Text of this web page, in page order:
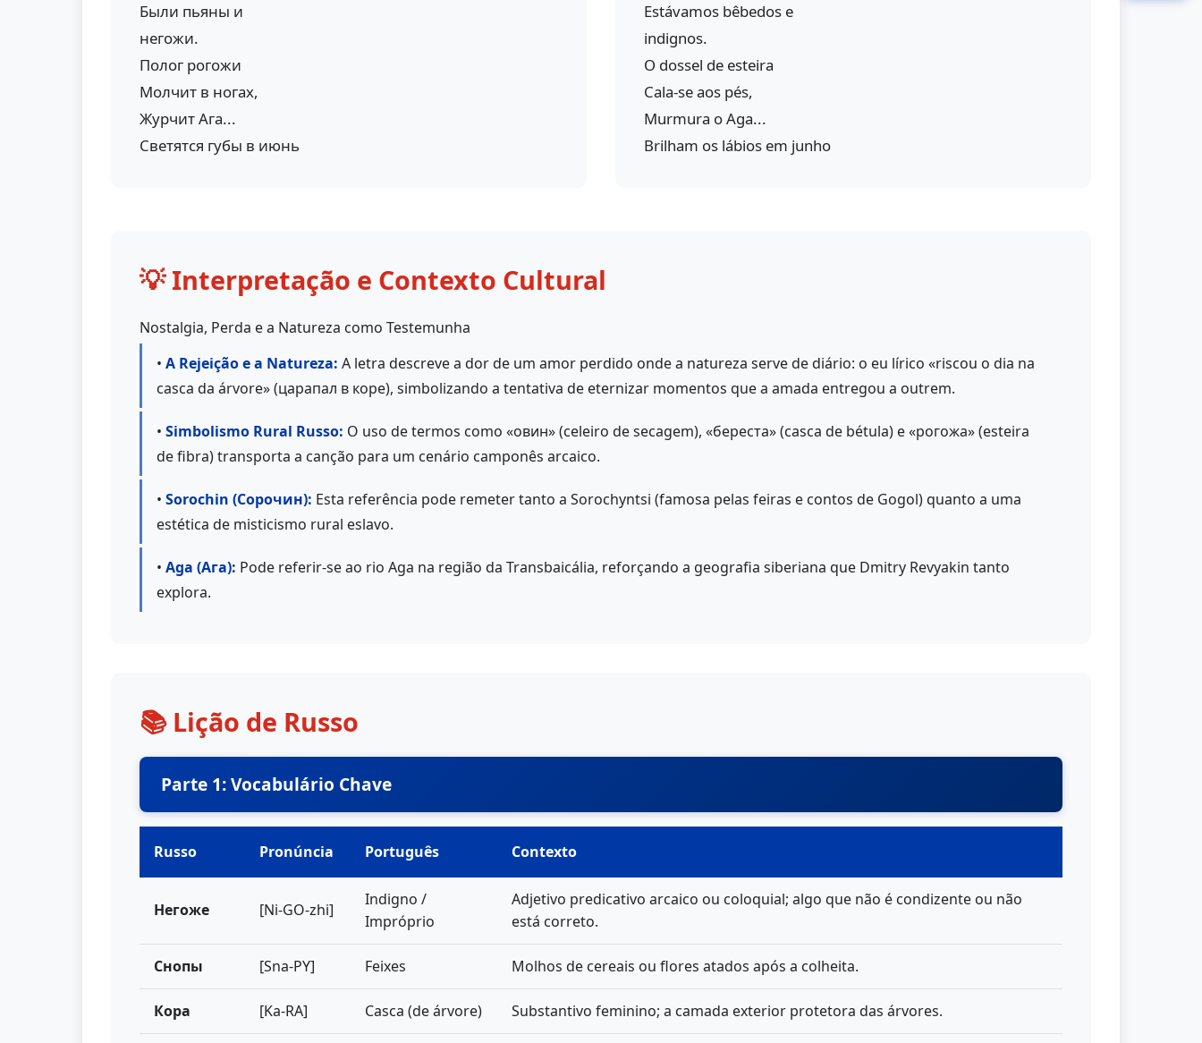
Были пьяны и
негожи.
Полог рогожи
Молчит в ногах,
Журчит Ага...
Светятся губы в июнь
Estávamos bêbedos e
indignos.
O dossel de esteira
Cala-se aos pés,
Murmura o Aga...
Brilham os lábios em junho
💡 Interpretação e Contexto Cultural
Nostalgia, Perda e a Natureza como Testemunha
• A Rejeição e a Natureza: A letra descreve a dor de um amor perdido onde a natureza serve de diário: o eu lírico «riscou o dia na
casca da árvore» (царапал в коре), simbolizando a tentativa de eternizar momentos que a amada entregou a outrem.
• Simbolismo Rural Russo: O uso de termos como «овин» (celeiro de secagem), «береста» (casca de bétula) e «рогожа» (esteira
de fibra) transporta a canção para um cenário camponês arcaico.
• Sorochin (Сорочин): Esta referência pode remeter tanto a Sorochyntsi (famosa pelas feiras e contos de Gogol) quanto a uma
estética de misticismo rural eslavo.
• Aga (Ага): Pode referir-se ao rio Aga na região da Transbaicália, reforçando a geografia siberiana que Dmitry Revyakin tanto
explora.
📚 Lição de Russo
Parte 1: Vocabulário Chave
Russo Pronúncia Português Contexto
Негоже [Ni-GO-zhi]
Indigno /
Impróprio
Adjetivo predicativo arcaico ou coloquial; algo que não é condizente ou não
está correto.
Снопы [Sna-PY] Feixes Molhos de cereais ou flores atados após a colheita.
Кора [Ka-RA] Casca (de árvore) Substantivo feminino; a camada exterior protetora das árvores.